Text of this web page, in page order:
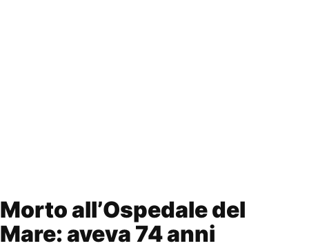
Morto all’Ospedale del
Mare: aveva 74 anni